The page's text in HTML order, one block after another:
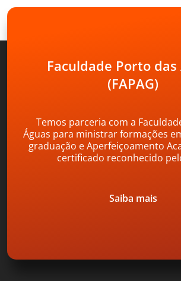
Faculdade Porto das
(FAPAG)
Temos parceria com a
Águas para ministrar formações
graduação e Aperfeiçoamento
certificado reconhecido
Saiba mais